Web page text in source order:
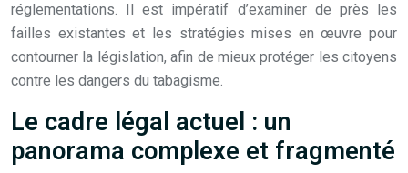
réglementations. Il est impératif d’examiner de près les
failles existantes et les stratégies mises en œuvre pour
contourner la législation, afin de mieux protéger les citoyens
contre les dangers du tabagisme.
Le cadre légal actuel : un
panorama complexe et fragmenté